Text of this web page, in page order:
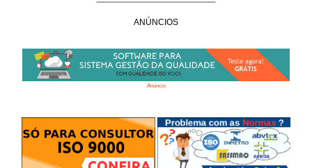
ANÚNCIOS
Anúncio